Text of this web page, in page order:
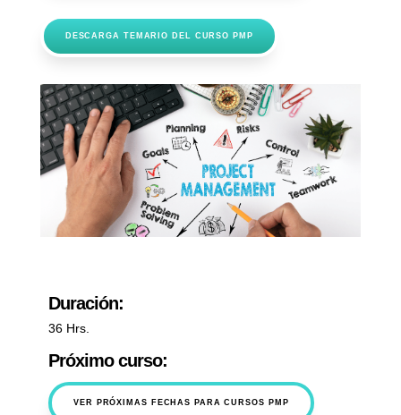
DESCARGA TEMARIO DEL CURSO PMP
Duración:
36 Hrs.
Próximo curso:
VER PRÓXIMAS FECHAS PARA CURSOS PMP